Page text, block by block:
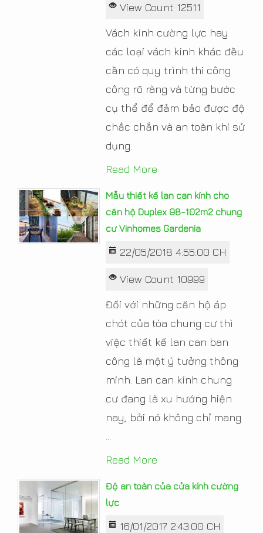
View Count 12511
Vách kính cường lực hay
các loại vách kính khác đều
cần có quy trình thi công
công rõ ràng và từng bước
cụ thể để đảm bảo được độ
chắc chắn và an toàn khi sử
dụng.
Read More
Mẫu thiết kế lan can kính cho
căn hộ Duplex 98-102m2 chung
cư Vinhomes Gardenia
22/05/2018 4:55:00 CH
View Count 10999
Đối với những căn hộ áp
chót của tòa chung cư thì
việc thiết kế lan can ban
công là một ý tưởng thông
minh. Lan can kính chung
cư đang là xu hướng hiện
nay, bởi nó không chỉ mang
Read More
Độ an toàn của cửa kính cường
lực
16/01/2017 2:43:00 CH